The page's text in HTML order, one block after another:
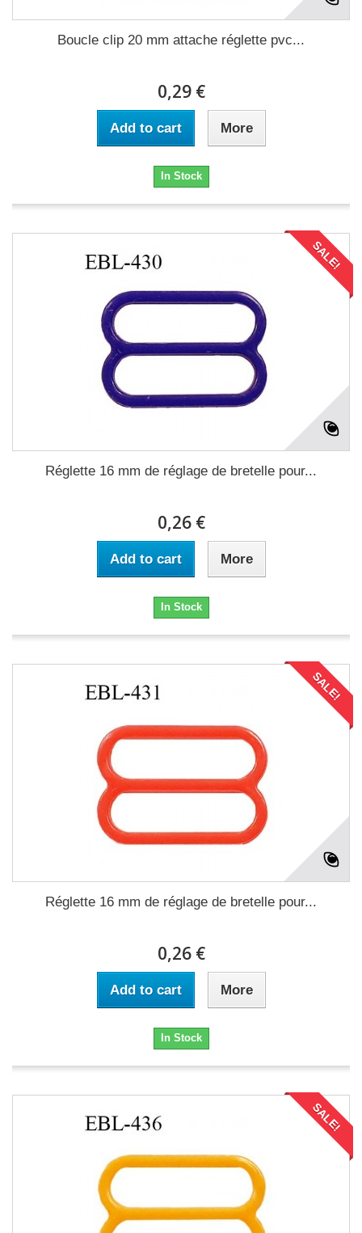
Boucle clip 20 mm attache réglette pvc...
0,29 €
Add to cart More
In Stock
SALE!
Réglette 16 mm de réglage de bretelle pour...
0,26 €
Add to cart More
In Stock
SALE!
Réglette 16 mm de réglage de bretelle pour...
0,26 €
Add to cart More
In Stock
SALE!